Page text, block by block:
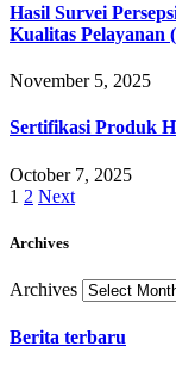
Hasil Survei
Kualitas Pelayanan
November 5, 2025
Sertifikasi Produk
October 7, 2025
1 2 Next
Archives
Archives
Berita terbaru